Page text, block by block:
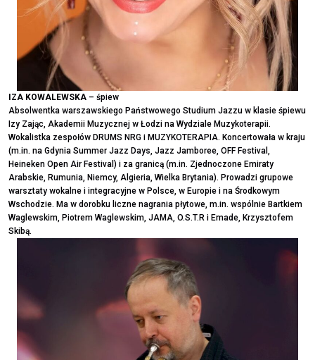
IZA KOWALEWSKA – śpiew
Absolwentka warszawskiego Państwowego Studium Jazzu w klasie śpiewu
Izy Zając, Akademii Muzycznej w Łodzi na Wydziale Muzykoterapii.
Wokalistka zespołów DRUMS NRG i MUZYKOTERAPIA. Koncertowała w kraju
(m.in. na Gdynia Summer Jazz Days, Jazz Jamboree, OFF Festival,
Heineken Open Air Festival) i za granicą (m.in. Zjednoczone Emiraty
Arabskie, Rumunia, Niemcy, Algieria, Wielka Brytania). Prowadzi grupowe
warsztaty wokalne i integracyjne w Polsce, w Europie i na Środkowym
Wschodzie. Ma w dorobku liczne nagrania płytowe, m.in. wspólnie Bartkiem
Waglewskim, Piotrem Waglewskim, JAMA, O.S.T.R i Emade, Krzysztofem
Skibą.